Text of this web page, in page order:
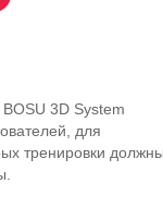
3D System
для
тренировки